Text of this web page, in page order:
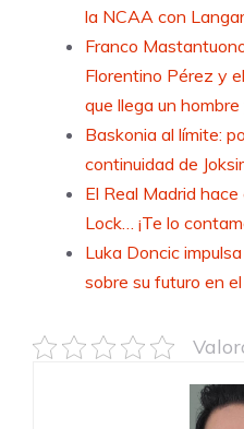
la NCAA con
Franco
Florentino Pérez y
que llega un
Baskonia al límite:
continuidad de
El Real Madrid
Lock… ¡Te lo
Luka Doncic
sobre su futuro en